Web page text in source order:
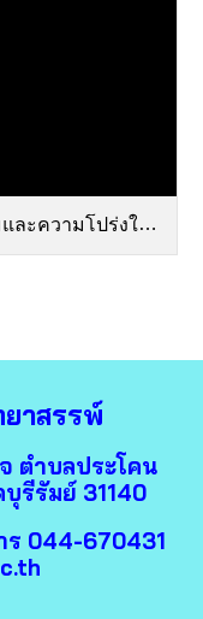
ามโปร่งใสใน.pdf
ยาสรรพ์
ตำบลประโคน
รีรัมย์ 31140
044-670431